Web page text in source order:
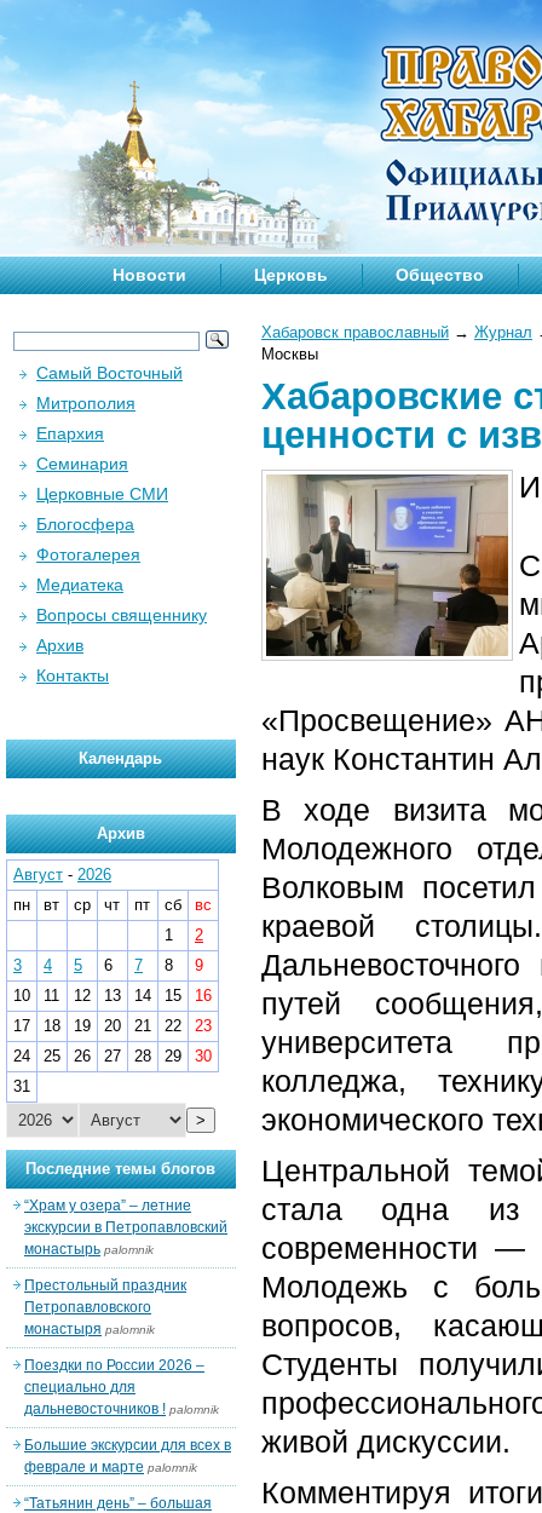
Новости Церковь Общество
Хабаровск православный → Журнал
Москвы
Хабаровские
ценности с
«Просвещение»
наук Константин
В ходе визита
Молодежного
Волковым
краевой
путей
университета
колледжа,
экономического
Центральной
стала одна из
современности —
Молодежь с
вопросов,
Студенты
живой дискуссии.
Комментируя
Самый Восточный
Митрополия
Епархия
Семинария
Церковные СМИ
Блогосфера
Фотогалерея
Медиатека
Вопросы священнику
Архив
Контакты
Календарь
Архив
Август - 2026
пн
вт ср чт пт сб
вс
1
2
3
4 5 6 7 8
9
10
11 12 13 14 15
16
17
18 19 20 21 22
23
24
25 26 27 28 29
30
31
>
Последние темы блогов
“Храм у озера” – летние
экскурсии в Петропавловский
монастырь palomnik
Престольный праздник
Петропавловского
монастыря palomnik
Поездки по России 2026 –
специально для
дальневосточников ! palomnik
Большие экскурсии для всех в
феврале и марте palomnik
“Татьянин день” – большая